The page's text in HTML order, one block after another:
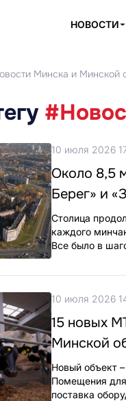
НОВОСТИ
Минска и Минской
10 июля 2026
Около 8,5
Берег» и
Столица
каждого
Все было в
10 июля 2026
15 новых
Минской
Новый объект
Помещения
поставка